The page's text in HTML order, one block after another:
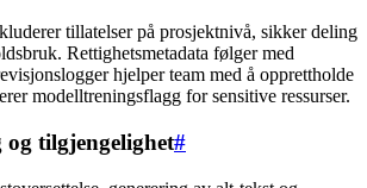
tillatelser på prosjektnivå, sikker deling
Rettighetsmetadata følger med
hjelper team med å opprettholde
modelltreningsflagg for sensitive ressurser.
tilgjengelighet#